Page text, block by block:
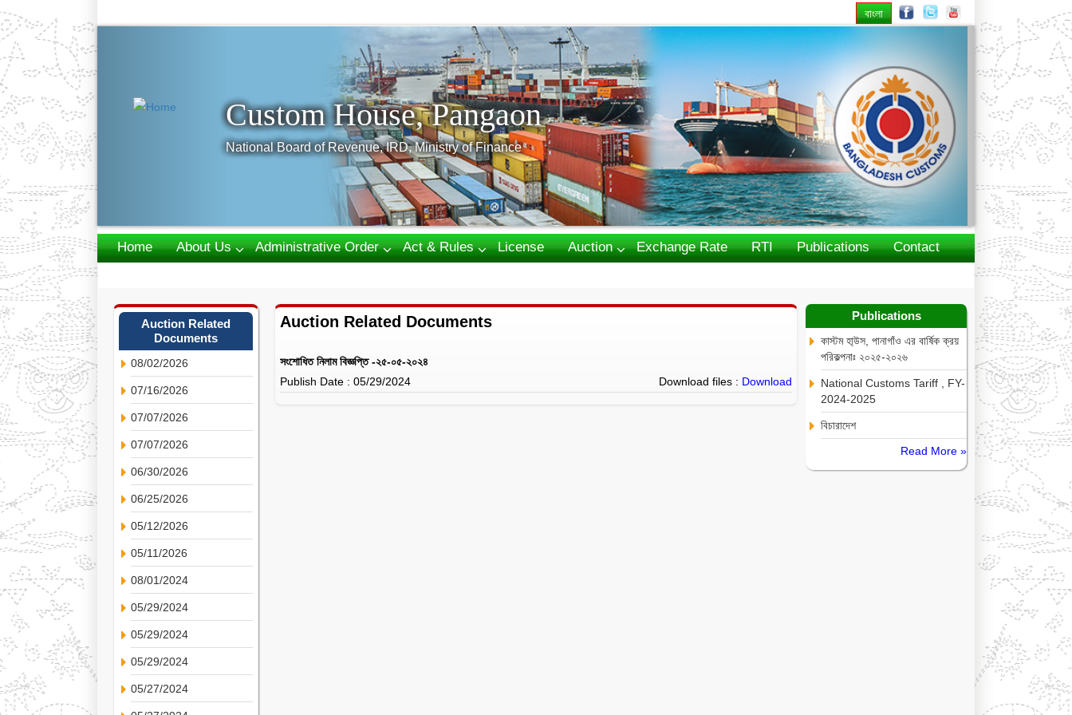
বাংলা
Next
Custom House, Pangaon
National Board of Revenue, IRD, Ministry of Finance
Home About Us Administrative Order Act & Rules License Auction Exchange Rate RTI Publications
Contact
Auction Related
Documents
08/02/2026
07/16/2026
07/07/2026
07/07/2026
06/30/2026
06/25/2026
05/12/2026
05/11/2026
08/01/2024
05/29/2024
05/29/2024
05/29/2024
05/27/2024
Auction Related Documents
সংশোধিত নিলাম বিজ্ঞপ্তি -২৫-০৫-২০২৪
Publish Date : 05/29/2024
Download files : Download
Publications
কাস্টম হা্উস, পানাগাঁও এর বার্ষিক ক্রয়
পরিকল্পনাঃ ২০২৫-২০২৬
National Customs Tariff , FY-
2024-2025
বিচারাদেশ
Read More »